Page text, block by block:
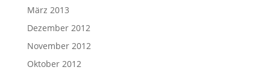
März 2013
Dezember 2012
November 2012
Oktober 2012